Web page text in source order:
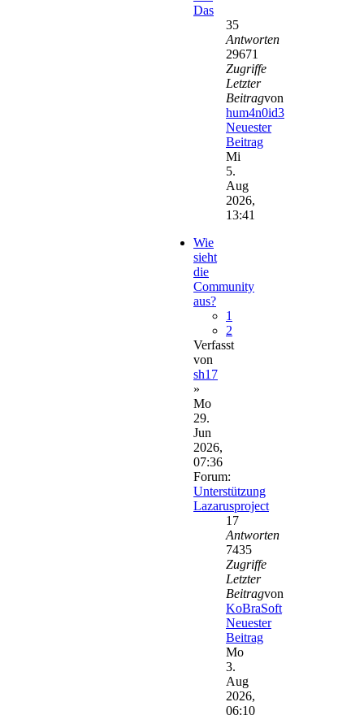
Das
35
Antworten
29671
Zugriffe
Letzter
Beitragvon
hum4n0id3
Neuester
Beitrag
Mi
5.
Aug
2026,
13:41
Wie
sieht
die
Community
aus?
1
2
Verfasst
von
sh17
»
Mo
29.
Jun
2026,
07:36
Forum:
Unterstützung
Lazarusproject
17
Antworten
7435
Zugriffe
Letzter
Beitragvon
KoBraSoft
Neuester
Beitrag
Mo
3.
Aug
2026,
06:10